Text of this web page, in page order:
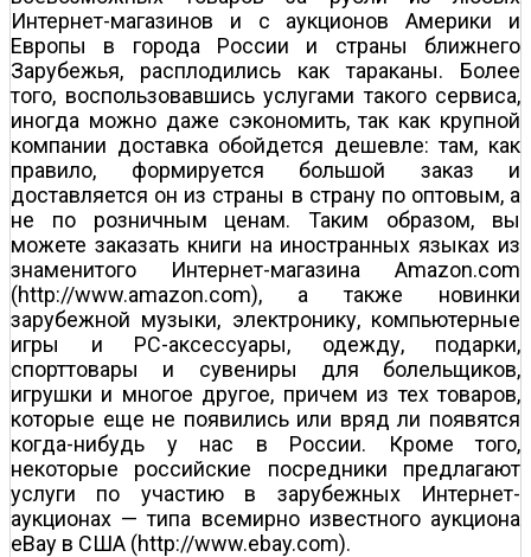
Интернет-магазинов и с аукционов Америки и
Европы в города России и страны ближнего
Зарубежья, расплодились как тараканы. Более
того, воспользовавшись услугами такого сервиса,
иногда можно даже сэкономить, так как крупной
компании доставка обойдется дешевле: там, как
правило, формируется большой заказ и
доставляется он из страны в страну по оптовым, а
не по розничным ценам. Таким образом, вы
можете заказать книги на иностранных языках из
знаменитого Интернет-магазина Amazon.com
(http://www.amazon.com), а также новинки
зарубежной музыки, электронику, компьютерные
игры и РС-аксессуары, одежду, подарки,
спорттовары и сувениры для болельщиков,
игрушки и многое другое, причем из тех товаров,
которые еще не появились или вряд ли появятся
когда-нибудь у нас в России. Кроме того,
некоторые российские посредники предлагают
услуги по участию в зарубежных Интернет-
аукционах — типа всемирно известного аукциона
eBay в США (http://www.ebay.com).